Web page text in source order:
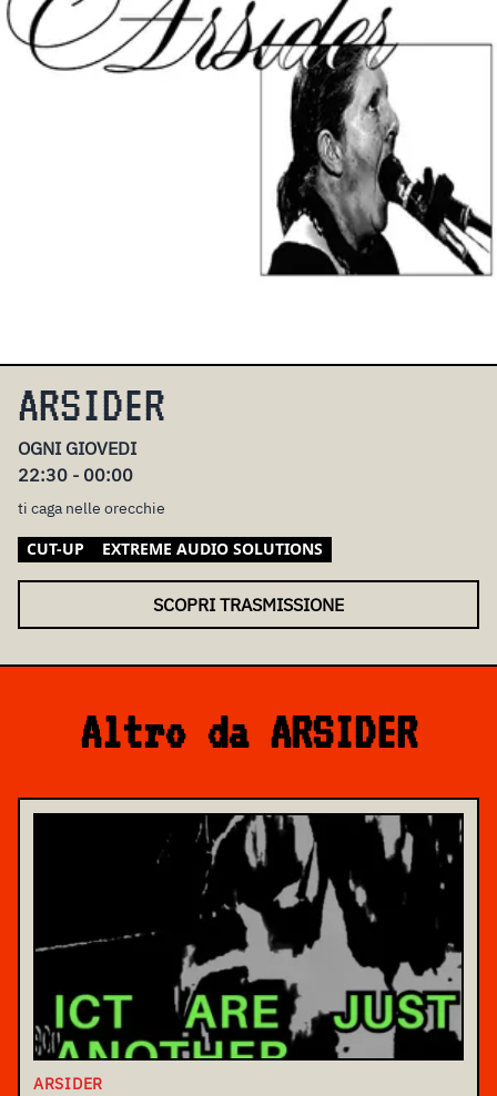
ARSIDER
OGNI GIOVEDI
22:30 - 00:00
ti caga nelle orecchie
CUT-UP EXTREME AUDIO SOLUTIONS
SCOPRI TRASMISSIONE
Altro da ARSIDER
ARSIDER